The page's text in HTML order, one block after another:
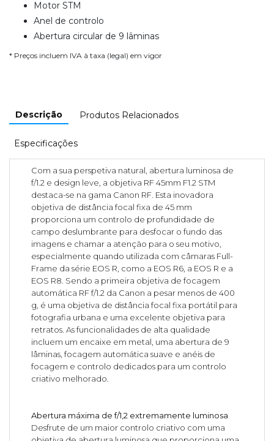
Motor STM
Anel de controlo
Abertura circular de 9 lâminas
* Preços incluem IVA à taxa (legal) em vigor
Descrição Produtos Relacionados
Especificações
Com a sua perspetiva natural, abertura luminosa de
f/1.2 e design leve, a objetiva RF 45mm F1.2 STM
destaca-se na gama Canon RF. Esta inovadora
objetiva de distância focal fixa de 45 mm
proporciona um controlo de profundidade de
campo deslumbrante para desfocar o fundo das
imagens e chamar a atenção para o seu motivo,
especialmente quando utilizada com câmaras Full-
Frame da série EOS R, como a EOS R6, a EOS R e a
EOS R8. Sendo a primeira objetiva de focagem
automática RF f/1.2 da Canon a pesar menos de 400
g, é uma objetiva de distância focal fixa portátil para
fotografia urbana e uma excelente objetiva para
retratos. As funcionalidades de alta qualidade
incluem um encaixe em metal, uma abertura de 9
lâminas, focagem automática suave e anéis de
focagem e controlo dedicados para um controlo
criativo melhorado.
Abertura máxima de f/1,2 extremamente luminosa
Desfrute de um maior controlo criativo com uma